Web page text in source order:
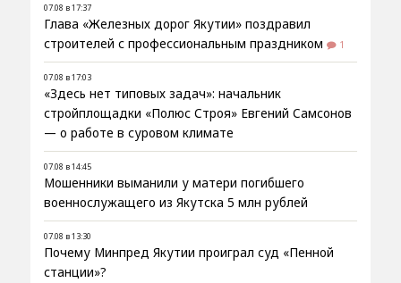
07.08 в 17:37
Глава «Железных дорог Якутии» поздравил
строителей с профессиональным праздником
1
07.08 в 17:03
«Здесь нет типовых задач»: начальник
стройплощадки «Полюс Строя» Евгений Самсонов
— о работе в суровом климате
07.08 в 14:45
Мошенники выманили у матери погибшего
военнослужащего из Якутска 5 млн рублей
07.08 в 13:30
Почему Минпред Якутии проиграл суд «Пенной
станции»?